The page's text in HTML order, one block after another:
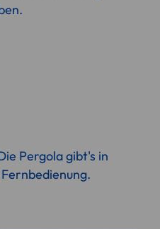
Pergola gibt's in